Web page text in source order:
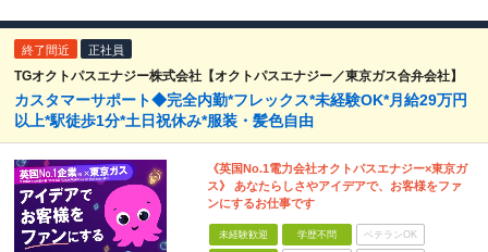
終了間近 正社員
TGオクトパスエナジー株式会社【オクトパスエナジー／東京ガス合弁会社】
カスタマーサポート◆完全内勤*フレックス*未経験OK*月給29万円
以上*駅徒歩1分*土日祝休み*服装・髪色自由
《英国No.1電力会社オクトパスエナジー×東京ガ
ス》 あなたらしさやアイデアで、お客様をファ
ンにするお仕事です
未経験歓迎 学歴不問 ベテランOK